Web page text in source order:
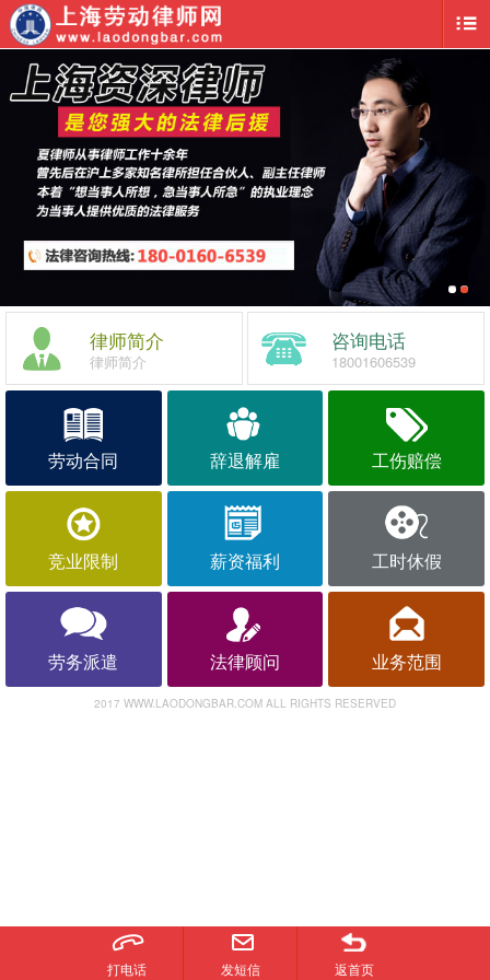
律师简介
律师简介
咨询电话
18001606539
劳动合同 辞退解雇 工伤赔偿
竞业限制 薪资福利 工时休假
劳务派遣 法律顾问 业务范围
2017 WWW.LAODONGBAR.COM ALL RIGHTS RESERVED
打电话 发短信 返首页